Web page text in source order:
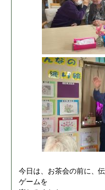
今日は、お茶会の前に、
ゲームを